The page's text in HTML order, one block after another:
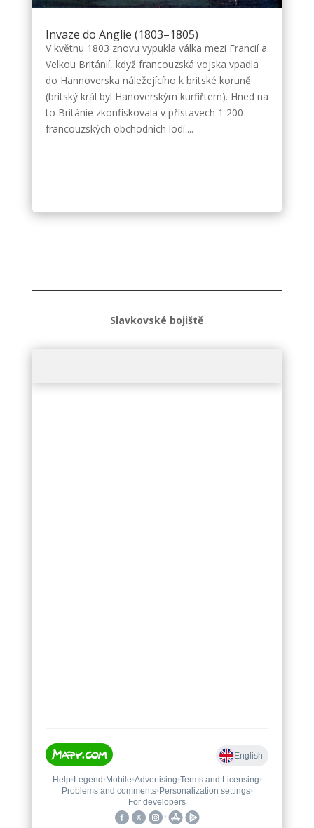
Invaze do Anglie (1803–1805)
V květnu 1803 znovu vypukla válka mezi Francií a
Velkou Británií, když francouzská vojska vpadla
do Hannoverska náležejícího k britské koruně
(britský král byl Hanoverským kurfiřtem). Hned na
to Británie zkonfiskovala v přístavech 1 200
francouzských obchodních lodí....
Slavkovské bojiště